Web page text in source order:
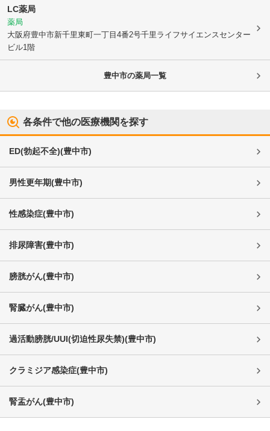
LC薬局
薬局
大阪府豊中市新千里東町一丁目4番2号千里ライフサイエンスセンター
ビル1階
豊中市の薬局一覧
各条件で他の医療機関を探す
ED(勃起不全)(豊中市)
男性更年期(豊中市)
性感染症(豊中市)
排尿障害(豊中市)
膀胱がん(豊中市)
腎臓がん(豊中市)
過活動膀胱/UUI(切迫性尿失禁)(豊中市)
クラミジア感染症(豊中市)
腎盂がん(豊中市)